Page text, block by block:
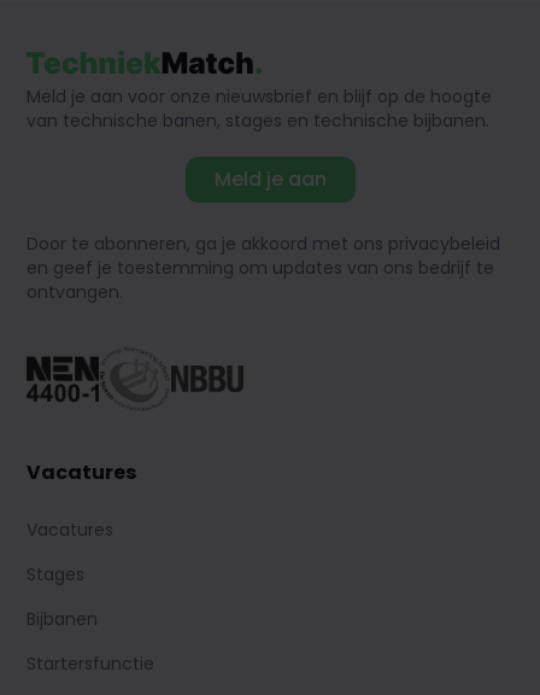
Meld je aan voor onze nieuwsbrief en blijf op de hoogte
van technische banen, stages en technische bijbanen.
Meld je aan
Door te abonneren, ga je akkoord met ons privacybeleid
en geef je toestemming om updates van ons bedrijf te
ontvangen.
Vacatures
Vacatures
Stages
Bijbanen
Startersfunctie